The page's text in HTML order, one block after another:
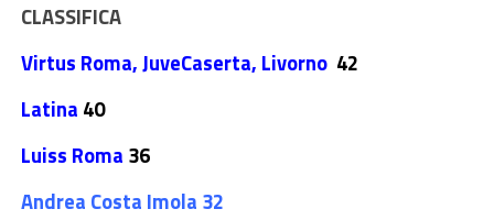
CLASSIFICA
Virtus Roma, JuveCaserta, Livorno 42
Latina 40
Luiss Roma 36
Andrea Costa Imola 32